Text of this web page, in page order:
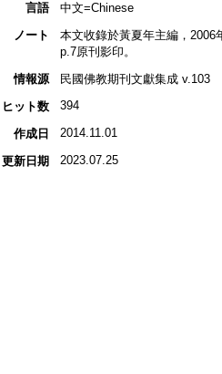
言語
中文=Chinese
ノート
本文收錄於黃夏年主編，2006
p.7原刊影印。
情報源
民國佛教期刊文獻集成 v.103
ヒット数
394
作成日 2014.11.01
更新日期 2023.07.25